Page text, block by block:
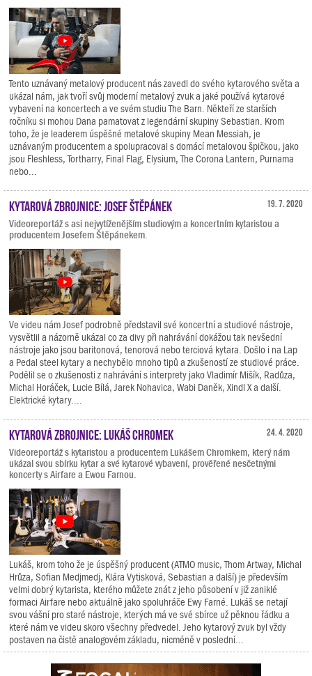
Tento uznávaný metalový producent nás zavedl do svého kytarového světa a
ukázal nám, jak tvoří svůj moderní metalový zvuk a jaké používá kytarové
vybavení na koncertech a ve svém studiu The Barn. Někteří ze starších
ročníku si mohou Dana pamatovat z legendární skupiny Sebastian. Krom
toho, že je leaderem úspěšné metalové skupiny Mean Messiah, je
uznávaným producentem a spolupracoval s domácí metalovou špičkou, jako
jsou Fleshless, Tortharry, Final Flag, Elysium, The Corona Lantern, Purnama
nebo...
19. 7. 2020
Kytarová zbrojnice: Josef Štěpánek
Videoreportáž s asi nejvytíženějším studiovým a koncertním kytaristou a
producentem Josefem Štěpánekem.
Ve videu nám Josef podrobně představil své koncertní a studiové nástroje,
vysvětlil a názorně ukázal co za divy při nahrávání dokážou tak nevšední
nástroje jako jsou baritonová, tenorová nebo terciová kytara. Došlo i na Lap
a Pedal steel kytary a nechybělo mnoho tipů a zkušeností ze studiové práce.
Podělil se o zkušenosti z nahrávání s interprety jako Vladimír Mišík, Radůza,
Michal Horáček, Lucie Bílá, Jarek Nohavica, Wabi Daněk, Xindl X a další.
Elektrické kytary....
24. 4. 2020
Kytarová zbrojnice: Lukáš Chromek
Videoreportáž s kytaristou a producentem Lukášem Chromkem, který nám
ukázal svou sbírku kytar a své kytarové vybavení, prověřené nesčetnými
koncerty s Airfare a Ewou Farnou.
Lukáš, krom toho že je úspěšný producent (ATMO music, Thom Artway, Michal
Hrůza, Sofian Medjmedj, Klára Vytisková, Sebastian a další) je především
velmi dobrý kytarista, kterého můžete znát z jeho působení v již zaniklé
formaci Airfare nebo aktuálně jako spoluhráče Ewy Farné. Lukáš se netají
svou vášní pro staré nástroje, kterých má ve své sbírce už pěknou řádku a
které nám ve videu skoro všechny předvedel. Jeho kytarový zvuk byl vždy
postaven na čistě analogovém základu, nicméně v poslední...